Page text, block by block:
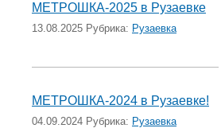
МЕТРОШКА-2025 в Рузаевке
13.08.2025 Рубрика: Рузаевка
МЕТРОШКА-2024 в Рузаевке!
04.09.2024 Рубрика: Рузаевка